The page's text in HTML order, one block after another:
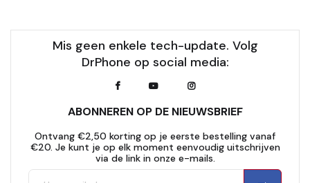
Mis geen enkele tech-update. Volg
DrPhone op social media:
ABONNEREN OP DE NIEUWSBRIEF
Ontvang €2,50 korting op je eerste bestelling vanaf
€20. Je kunt je op elk moment eenvoudig uitschrijven
via de link in onze e-mails.